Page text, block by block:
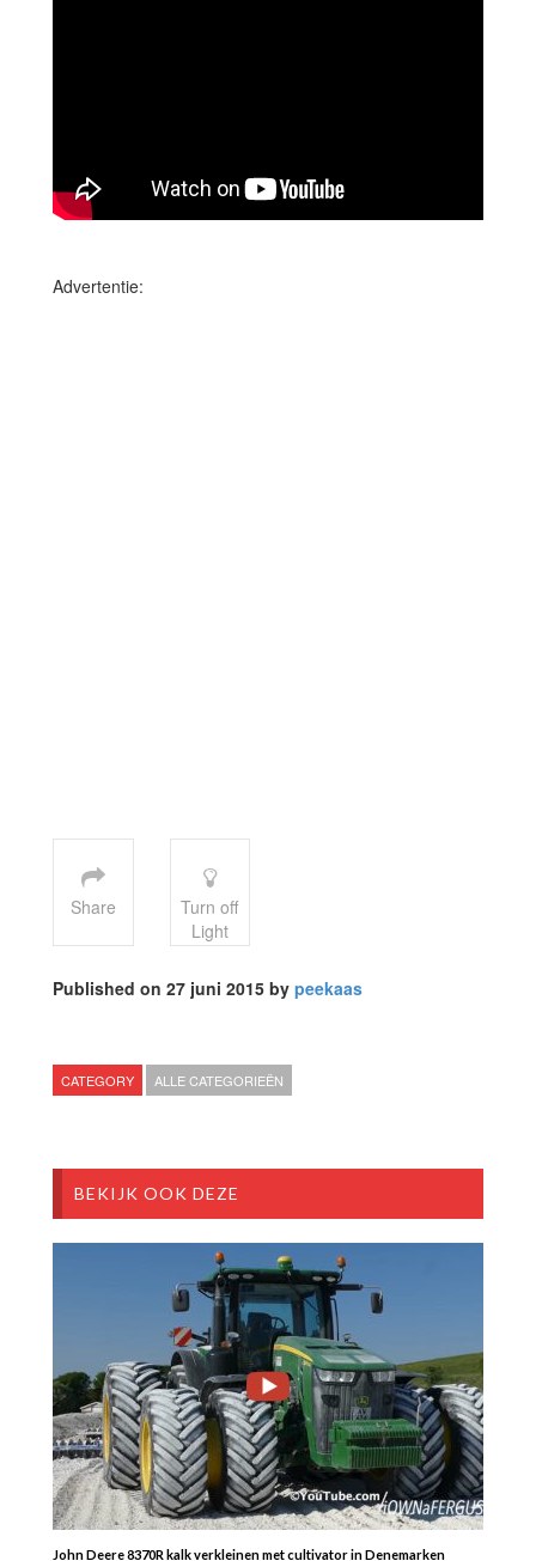
Advertentie:
Share
Turn off
Light
Published on 27 juni 2015 by peekaas
CATEGORY ALLE CATEGORIEËN
BEKIJK OOK DEZE
John Deere 8370R kalk verkleinen met cultivator in Denemarken